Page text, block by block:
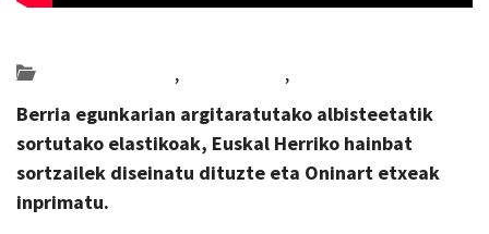
, ,
Berria egunkarian argitaratutako albisteetatik
sortutako elastikoak, Euskal Herriko hainbat
sortzailek diseinatu dituzte eta Oninart etxeak
inprimatu.